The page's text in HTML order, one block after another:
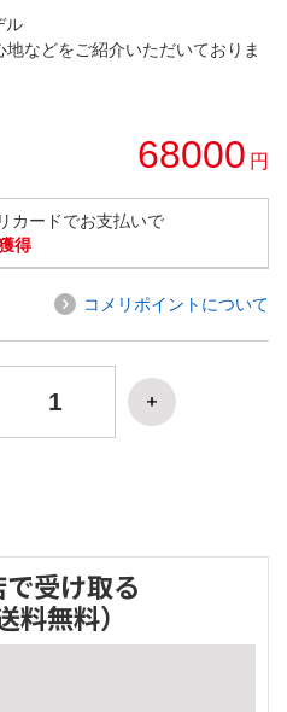
ル
などをご紹介いただいておりま
68000 円
カードでお支払いで
得
コメリポイントについて
で受け取る
料無料）